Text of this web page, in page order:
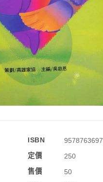
ISBN
9578763697
定價
250
售價
50